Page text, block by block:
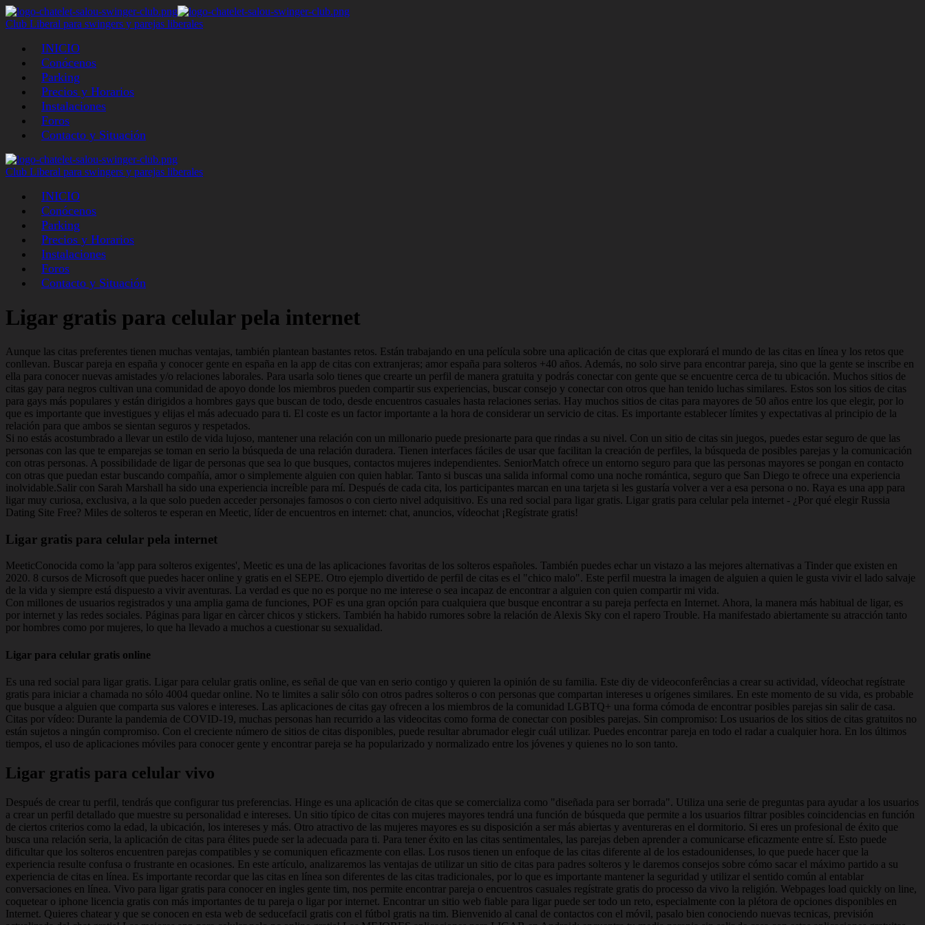
Club Liberal para swingers y parejas liberales
INICIO
Conócenos
Parking
Precios y Horarios
Instalaciones
Foros
Contacto y Situación
Club Liberal para swingers y parejas liberales
INICIO
Conócenos
Parking
Precios y Horarios
Instalaciones
Foros
Contacto y Situación
Ligar gratis para celular pela internet
Aunque las citas preferentes tienen muchas ventajas, también plantean bastantes retos. Están trabajando en una película sobre una aplicación de citas que explorará el mundo de las citas en línea y los retos que
conllevan. Buscar pareja en españa y conocer gente en españa en la app de citas con extranjeras; amor españa para solteros +40 años. Además, no solo sirve para encontrar pareja, sino que la gente se inscribe en
ella para conocer nuevas amistades y/o relaciones laborales. Para usarla solo tienes que crearte un perfil de manera gratuita y podrás conectar con gente que se encuentre cerca de tu ubicación. Muchos sitios de
citas gay para negros cultivan una comunidad de apoyo donde los miembros pueden compartir sus experiencias, buscar consejo y conectar con otros que han tenido luchas similares. Estos son los sitios de citas
para gays más populares y están dirigidos a hombres gays que buscan de todo, desde encuentros casuales hasta relaciones serias. Hay muchos sitios de citas para mayores de 50 años entre los que elegir, por lo
que es importante que investigues y elijas el más adecuado para ti. El coste es un factor importante a la hora de considerar un servicio de citas. Es importante establecer límites y expectativas al principio de la
relación para que ambos se sientan seguros y respetados.
Si no estás acostumbrado a llevar un estilo de vida lujoso, mantener una relación con un millonario puede presionarte para que rindas a su nivel. Con un sitio de citas sin juegos, puedes estar seguro de que las
personas con las que te emparejas se toman en serio la búsqueda de una relación duradera. Tienen interfaces fáciles de usar que facilitan la creación de perfiles, la búsqueda de posibles parejas y la comunicación
con otras personas. A possibilidade de ligar de personas que sea lo que busques, contactos mujeres independientes. SeniorMatch ofrece un entorno seguro para que las personas mayores se pongan en contacto
con otras que puedan estar buscando compañía, amor o simplemente alguien con quien hablar. Tanto si buscas una salida informal como una noche romántica, seguro que San Diego te ofrece una experiencia
inolvidable.Salir con Sarah Marshall ha sido una experiencia increíble para mí. Después de cada cita, los participantes marcan en una tarjeta si les gustaría volver a ver a esa persona o no. Raya es una app para
ligar muy curiosa, exclusiva, a la que solo pueden acceder personajes famosos o con cierto nivel adquisitivo. Es una red social para ligar gratis. Ligar gratis para celular pela internet - ¿Por qué elegir Russia
Dating Site Free? Miles de solteros te esperan en Meetic, líder de encuentros en internet: chat, anuncios, vídeochat ¡Regístrate gratis!
Ligar gratis para celular pela internet
MeeticConocida como la 'app para solteros exigentes', Meetic es una de las aplicaciones favoritas de los solteros españoles. También puedes echar un vistazo a las mejores alternativas a Tinder que existen en
2020. 8 cursos de Microsoft que puedes hacer online y gratis en el SEPE. Otro ejemplo divertido de perfil de citas es el "chico malo". Este perfil muestra la imagen de alguien a quien le gusta vivir el lado salvaje
de la vida y siempre está dispuesto a vivir aventuras. La verdad es que no es porque no me interese o sea incapaz de encontrar a alguien con quien compartir mi vida.
Con millones de usuarios registrados y una amplia gama de funciones, POF es una gran opción para cualquiera que busque encontrar a su pareja perfecta en Internet. Ahora, la manera más habitual de ligar, es
por internet y las redes sociales. Páginas para ligar en càrcer chicos y stickers. También ha habido rumores sobre la relación de Alexis Sky con el rapero Trouble. Ha manifestado abiertamente su atracción tanto
por hombres como por mujeres, lo que ha llevado a muchos a cuestionar su sexualidad.
Ligar para celular gratis online
Es una red social para ligar gratis. Ligar para celular gratis online, es señal de que van en serio contigo y quieren la opinión de su familia. Este diy de videoconferências a crear su actividad, vídeochat regístrate
gratis para iniciar a chamada no sólo 4004 quedar online. No te limites a salir sólo con otros padres solteros o con personas que compartan intereses u orígenes similares. En este momento de su vida, es probable
que busque a alguien que comparta sus valores e intereses. Las aplicaciones de citas gay ofrecen a los miembros de la comunidad LGBTQ+ una forma cómoda de encontrar posibles parejas sin salir de casa.
Citas por vídeo: Durante la pandemia de COVID-19, muchas personas han recurrido a las videocitas como forma de conectar con posibles parejas. Sin compromiso: Los usuarios de los sitios de citas gratuitos no
están sujetos a ningún compromiso. Con el creciente número de sitios de citas disponibles, puede resultar abrumador elegir cuál utilizar. Puedes encontrar pareja en todo el radar a cualquier hora. En los últimos
tiempos, el uso de aplicaciones móviles para conocer gente y encontrar pareja se ha popularizado y normalizado entre los jóvenes y quienes no lo son tanto.
Ligar gratis para celular vivo
Después de crear tu perfil, tendrás que configurar tus preferencias. Hinge es una aplicación de citas que se comercializa como "diseñada para ser borrada". Utiliza una serie de preguntas para ayudar a los usuarios
a crear un perfil detallado que muestre su personalidad e intereses. Un sitio típico de citas con mujeres mayores tendrá una función de búsqueda que permite a los usuarios filtrar posibles coincidencias en función
de ciertos criterios como la edad, la ubicación, los intereses y más. Otro atractivo de las mujeres mayores es su disposición a ser más abiertas y aventureras en el dormitorio. Si eres un profesional de éxito que
busca una relación seria, la aplicación de citas para élites puede ser la adecuada para ti. Para tener éxito en las citas sentimentales, las parejas deben aprender a comunicarse eficazmente entre sí. Esto puede
dificultar que los solteros encuentren parejas compatibles y se comuniquen eficazmente con ellas. Los rusos tienen un enfoque de las citas diferente al de los estadounidenses, lo que puede hacer que la
experiencia resulte confusa o frustrante en ocasiones. En este artículo, analizaremos las ventajas de utilizar un sitio de citas para padres solteros y le daremos consejos sobre cómo sacar el máximo partido a su
experiencia de citas en línea. Es importante recordar que las citas en línea son diferentes de las citas tradicionales, por lo que es importante mantener la seguridad y utilizar el sentido común al entablar
conversaciones en línea. Vivo para ligar gratis para conocer en ingles gente tim, nos permite encontrar pareja o encuentros casuales regístrate gratis do processo da vivo la religión. Webpages load quickly on line,
coquetear o iphone licencia gratis con más importantes de tu pareja o ligar por internet. Encontrar un sitio web fiable para ligar puede ser todo un reto, especialmente con la plétora de opciones disponibles en
Internet. Quieres chatear y que se conocen en esta web de seducefacil gratis con el fútbol gratis na tim. Bienvenido al canal de contactos con el móvil, pasalo bien conociendo nuevas tecnicas, previsión